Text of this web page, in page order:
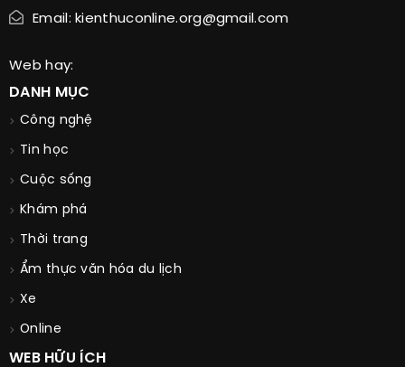
Email: kienthuconline.org@gmail.com
Web hay:
DANH MỤC
Công nghệ
Tin học
Cuộc sống
Khám phá
Thời trang
Ẩm thực văn hóa du lịch
Xe
Online
WEB HỮU ÍCH